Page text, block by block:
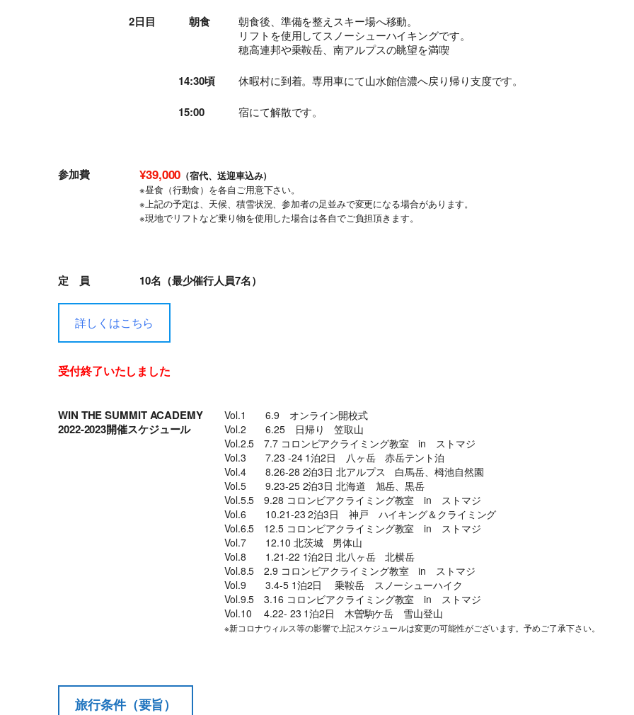
2日目 朝食
朝食後、準備を整えスキー場へ移動。
リフトを使用してスノーシューハイキングです。
穂高連邦や乗鞍岳、南アルプスの眺望を満喫
14:30頃 休暇村に到着。専用車にて山水館信濃へ戻り帰り支度です。
15:00 宿にて解散です。
参加費 ¥39,000 （宿代、送迎車込み）
※昼食（行動食）を各自ご用意下さい。
※上記の予定は、天候、積雪状況、参加者の足並みで変更になる場合があります。
※現地でリフトなど乗り物を使用した場合は各自でご負担頂きます。
定 員 10名（最少催行人員7名）
詳しくはこちら
受付終了いたしました
WIN THE SUMMIT ACADEMY
2022-2023開催スケジュール
Vol.1 6.9 オンライン開校式
Vol.2 6.25 日帰り 笠取山
Vol.2.5 7.7 コロンビアクライミング教室 in ストマジ
Vol.3 7.23 -24 1泊2日 八ヶ岳 赤岳テント泊
Vol.4 8.26-28 2泊3日 北アルプス 白馬岳、栂池自然園
Vol.5 9.23-25 2泊3日 北海道 旭岳、黒岳
Vol.5.5 9.28 コロンビアクライミング教室 in ストマジ
Vol.6 10.21-23 2泊3日 神戸 ハイキング＆クライミング
Vol.6.5 12.5 コロンビアクライミング教室 in ストマジ
Vol.7 12.10 北茨城 男体山
Vol.8 1.21-22 1泊2日 北八ヶ岳 北横岳
Vol.8.5 2.9 コロンビアクライミング教室 in ストマジ
Vol.9 3.4-5 1泊2日 乗鞍岳 スノーシューハイク
Vol.9.5 3.16 コロンビアクライミング教室 in ストマジ
Vol.10 4.22- 23 1泊2日 木曽駒ケ岳 雪山登山
※新コロナウィルス等の影響で上記スケジュールは変更の可能性がございます。予めご了承下さい。
旅行条件（要旨）
前日
当日 講習費の50%
無連絡不参加 講習費の100%
総合旅行業務取扱管理者とは、お客様の旅行を取扱う営業所での取引
に関する責任者です。この旅行契約に際し担当者からの説明に不明な
点があれば、ご遠慮なく下記に示す旅行業務取扱管理者にお尋ねくだ
さい。 総合旅行業務取扱管理者 近藤謙司